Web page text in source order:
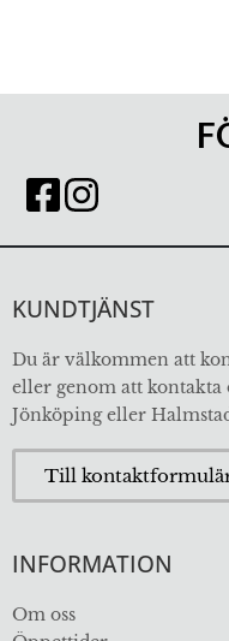
KUNDTJÄNST
Du är välkommen att
eller genom att
Jönköping eller
Till
INFORMATION
Om oss